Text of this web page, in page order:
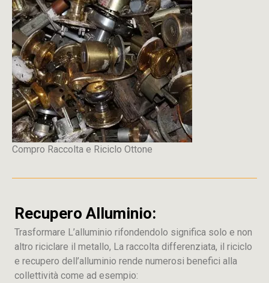
Compro Raccolta e Riciclo Ottone
Recupero Alluminio:
Trasformare L’alluminio rifondendolo significa solo e non
altro riciclare il metallo, La raccolta differenziata, il riciclo
e recupero dell’alluminio rende numerosi benefici alla
collettività come ad esempio: